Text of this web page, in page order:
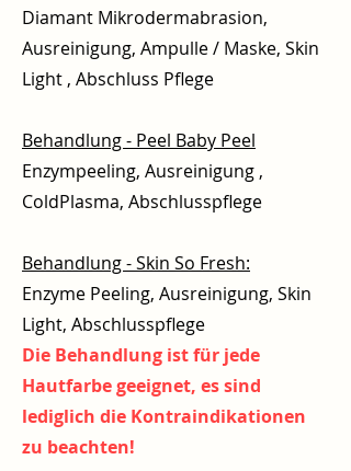
Diamant Mikrodermabrasion,
Ausreinigung, Ampulle / Maske, Skin
Light , Abschluss Pflege
Behandlung - Peel Baby Peel
Enzympeeling, Ausreinigung ,
ColdPlasma, Abschlusspflege
Behandlung - Skin So Fresh:
Enzyme Peeling, Ausreinigung, Skin
Light, Abschlusspflege
Die Behandlung ist für jede
Hautfarbe geeignet, es sind
lediglich die Kontraindikationen
zu beachten!